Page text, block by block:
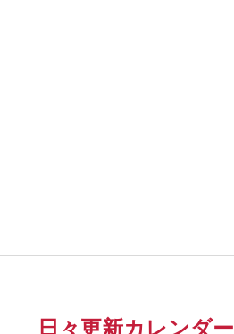
日々更新カレンダー